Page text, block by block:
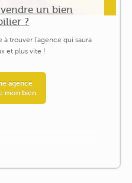
un bien
?
à trouver l'agence qui saura
et plus vite !
agence
mon bien